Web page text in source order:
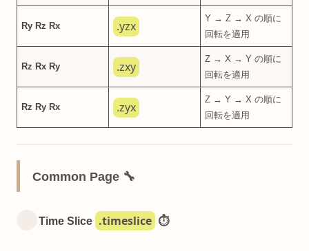
Ry Rz Rx .yzx
Y → Z → X の順に
回転を適用
Rz Rx Ry .zxy
Z → X → Y の順に
回転を適用
Rz Ry Rx .zyx
Z → Y → X の順に
回転を適用
Common Page 🔧
Time Slice .timeslice ⏱️